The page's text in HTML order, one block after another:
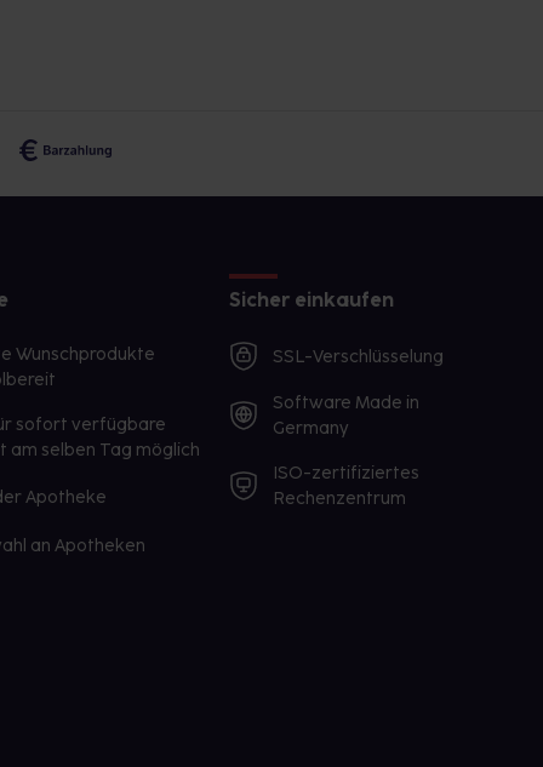
Wunschprodukte
sofort verfügbare
am selben Tag möglich
Apotheke
an Apotheken
Sicher einkaufen
SSL-Verschlüsselung
Software Made in
Germany
ISO-zertifiziertes
Rechenzentrum